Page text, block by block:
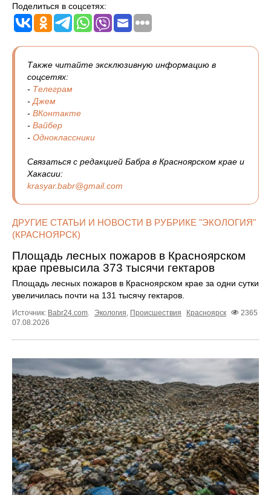
Поделиться в соцсетях:
Также читайте эксклюзивную информацию в
соцсетях:
- Телеграм
- Джем
- ВКонтакте
- Вайбер
- Одноклассники
Связаться с редакцией Бабра в Красноярском крае и
Хакасии:
krasyar.babr@gmail.com
ДРУГИЕ СТАТЬИ И НОВОСТИ В РУБРИКЕ "ЭКОЛОГИЯ"
(КРАСНОЯРСК)
Площадь лесных пожаров в Красноярском
крае превысила 373 тысячи гектаров
Площадь лесных пожаров в Красноярском крае за одни сутки
увеличилась почти на 131 тысячу гектаров.
Источник: Babr24.com. Экология, Происшествия Красноярск
2365
07.08.2026